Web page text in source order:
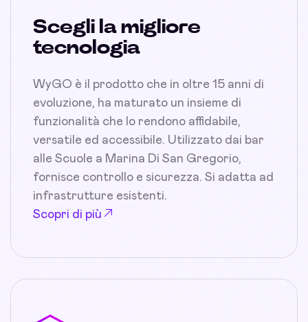
Scegli la migliore
tecnologia
WyGO è il prodotto che in oltre 15 anni di
evoluzione, ha maturato un insieme di
funzionalità che lo rendono affidabile,
versatile ed accessibile. Utilizzato dai bar
alle Scuole a Marina Di San Gregorio,
fornisce controllo e sicurezza. Si adatta ad
infrastrutture esistenti.
Scopri di più